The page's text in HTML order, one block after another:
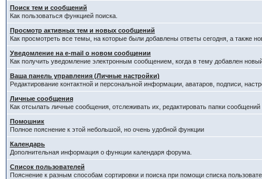
Поиск тем и сообщений
Как пользоваться функцией поиска.
Просмотр активных тем и новых сообщений
Как просмотреть все темы, на которые были добавлены ответы сегодня, а также
Уведомление на е-mail о новом сообщении
Как получить уведомление электронным сообщением, когда в тему добавлен
Ваша панель управления (Личные настройки)
Редактирование контактной и персональной информации, аватаров, подписи,
Личные сообщения
Как отсылать личные сообщения, отслеживать их, редактировать папки
Помошник
Полное пояснение к этой небольшой, но очень удобной функции
Календарь
Дополнительная информация о функции календаря форума.
Список пользователей
Пояснение к разным способам сортировки и поиска при помощи списка